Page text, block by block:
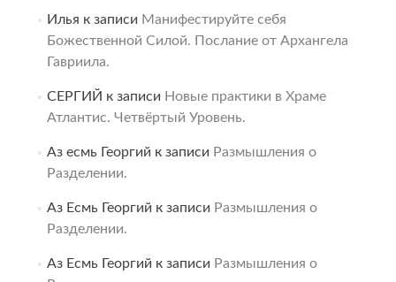
Илья к записи Манифестируйте себя
Божественной Силой. Послание от Архангела
Гавриила.
СЕРГИЙ к записи Новые практики в Храме
Атлантис. Четвёртый Уровень.
Аз есмь Георгий к записи Размышления о
Разделении.
Аз Есмь Георгий к записи Размышления о
Разделении.
Аз Есмь Георгий к записи Размышления о